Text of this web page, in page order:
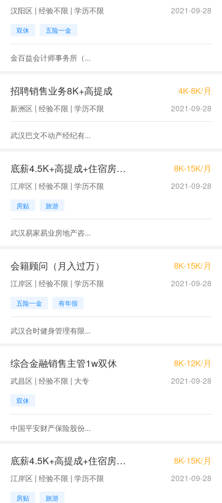
汉阳区 | 经验不限 | 学历不限 2021-09-28
双休 五险一金
金百益会计师事务所（...
招聘销售业务8K+高提成 4K-8K/月
新洲区 | 经验不限 | 学历不限 2021-09-28
武汉巴文不动产经纪有...
底薪4.5K+高提成+住宿房产销售 8K-15K/月
江岸区 | 经验不限 | 学历不限 2021-09-28
房贴 旅游
武汉易家易业房地产咨...
会籍顾问（月入过万） 8K-15K/月
江岸区 | 经验不限 | 学历不限 2021-09-28
五险一金 有年假
武汉合时健身管理有限...
综合金融销售主管1w双休 8K-12K/月
武昌区 | 经验不限 | 大专 2021-09-28
双休
中国平安财产保险股份...
底薪4.5K+高提成+住宿房产销售 8K-15K/月
江岸区 | 经验不限 | 学历不限 2021-09-28
房贴 旅游